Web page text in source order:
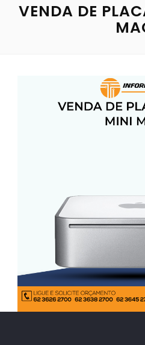
VENDA DE